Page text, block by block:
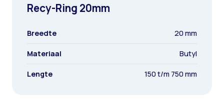
Recy-Ring 20mm
Breedte 20 mm
Materiaal Butyl
Lengte 150 t/m 750 mm